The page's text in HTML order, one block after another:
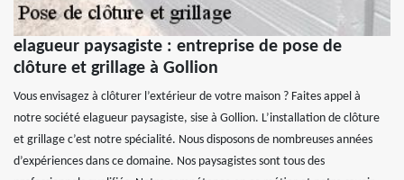
elagueur paysagiste : entreprise de pose de
clôture et grillage à Gollion
Vous envisagez à clôturer l’extérieur de votre maison ? Faites appel à
notre société elagueur paysagiste, sise à Gollion. L’installation de clôture
et grillage c’est notre spécialité. Nous disposons de nombreuses années
d’expériences dans ce domaine. Nos paysagistes sont tous des